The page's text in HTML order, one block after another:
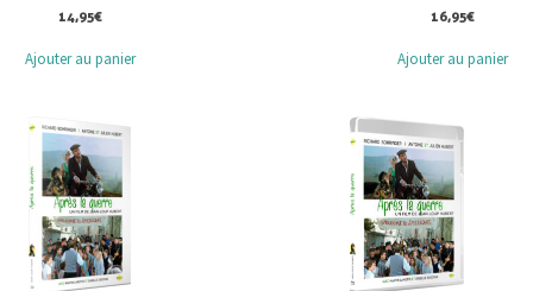
14,95€
Ajouter au panier
16,95€
Ajouter au panier